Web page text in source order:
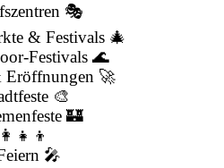
🎭
& Festivals 🎄
Festivals 🌊
Eröffnungen 🚀
🎨
🏰
🎤